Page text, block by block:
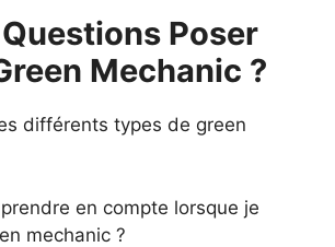
Poser
Mechanic ?
différents types de green
en compte lorsque je
mechanic ?